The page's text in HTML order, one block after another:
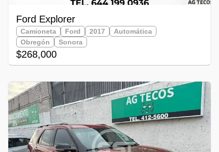
Ford Explorer
Camioneta Ford 2017
Automática
Obregón
Sonora
$268,000